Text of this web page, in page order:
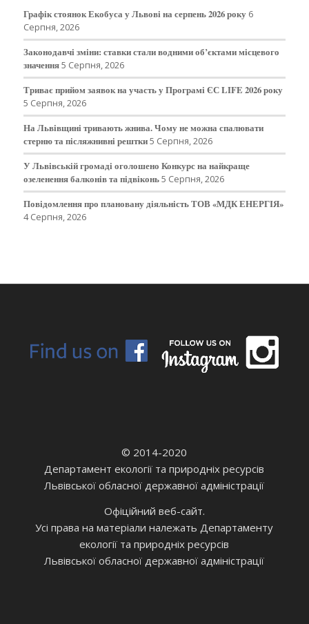
Графік стоянок Екобуса у Львові на серпень 2026 року 6
Серпня, 2026
Законодавчі зміни: ставки стали водними об’єктами місцевого
значення5 Серпня, 2026
Триває прийом заявок на участь у Програмі ЄС LIFE 2026 року
5 Серпня, 2026
На Львівщині тривають жнива. Чому не можна спалювати
стерню та післяжнивні рештки5 Серпня, 2026
У Львівській громаді оголошено Конкурс на найкраще
озеленення балконів та підвіконь5 Серпня, 2026
Повідомлення про плановану діяльність ТОВ «МДК ЕНЕРГІЯ»
4 Серпня, 2026
© 2014-2020
Департамент екології та природніх ресурсів
Львівської обласної державної адміністрації
Офіційний веб-сайт.
Усі права на матеріали належать Департаменту
екології та природніх ресурсів
Львівської обласної державної адміністрації